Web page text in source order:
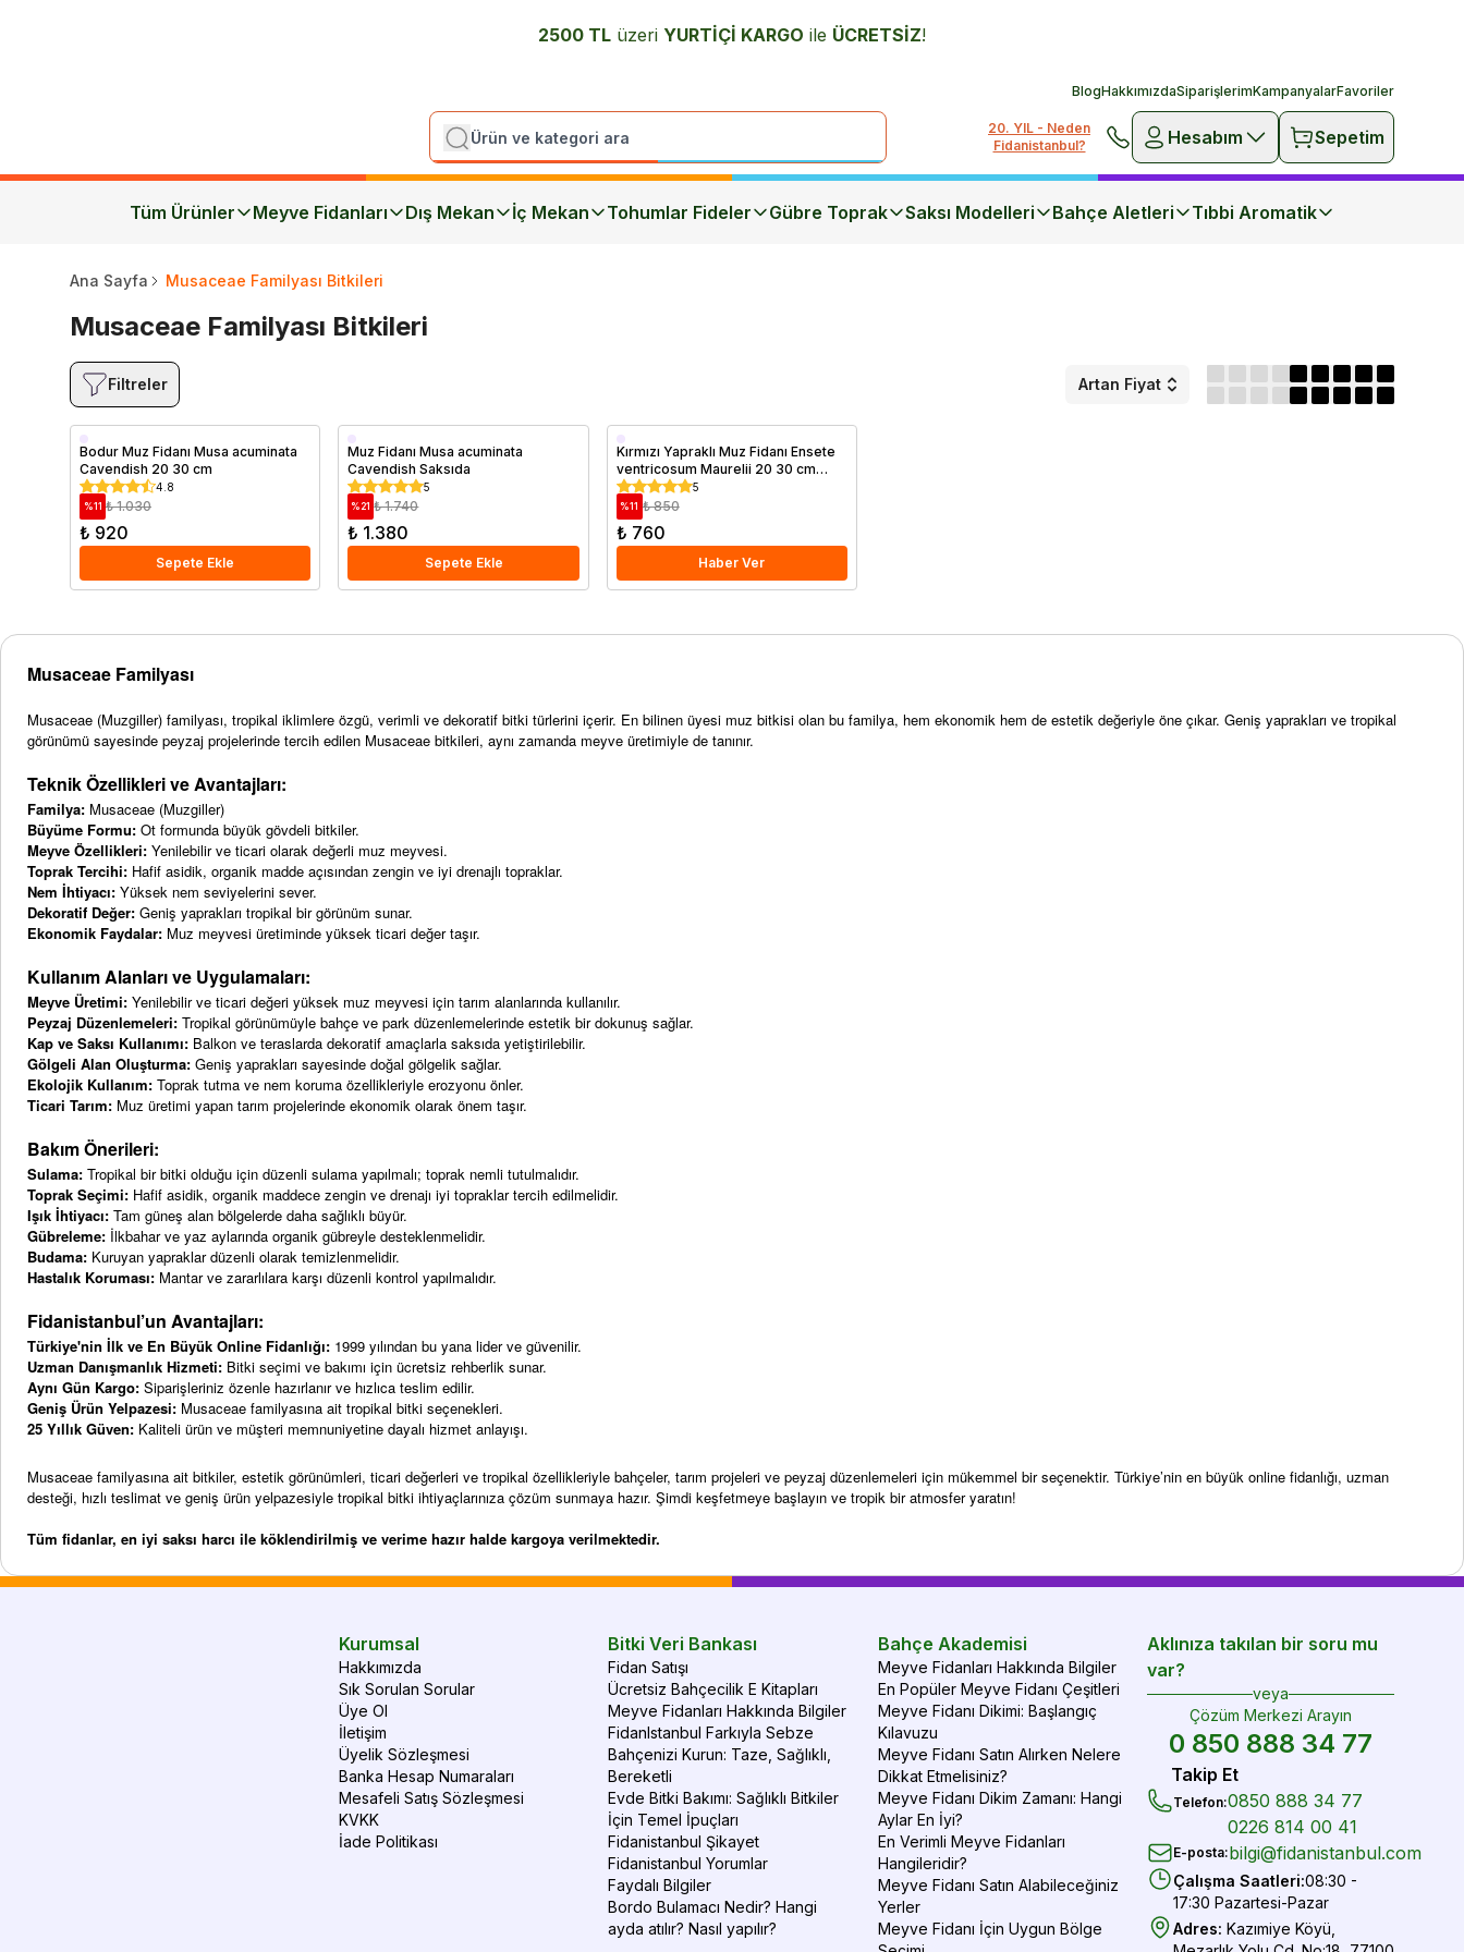
2500 TL üzeri YURTİÇİ KARGO ile ÜCRETSİZ!
BlogHakkımızdaSiparişlerimKampanyalarFavoriler
20. YIL - Neden
Fidanistanbul?
Hesabım Sepetim
Tüm Ürünler Meyve Fidanları Dış Mekan İç Mekan Tohumlar Fideler Gübre Toprak Saksı Modelleri Bahçe Aletleri Tıbbi Aromatik
Ana Sayfa Musaceae Familyası Bitkileri
Musaceae Familyası Bitkileri
Filtreler Artan Fiyat
Saksıda
Bodur Muz Fidanı Musa acuminata
Cavendish 20 30 cm
4.8
%11 ₺ 1.030
₺ 920
Sepete Ekle
Saksıda
Muz Fidanı Musa acuminata
Cavendish Saksıda
5
%21 ₺ 1.740
₺ 1.380
Sepete Ekle
Saksıda
Kırmızı Yapraklı Muz Fidanı Ensete
ventricosum Maurelii 20 30 cm
Saksıda
5
%11 ₺ 850
₺ 760
Haber Ver
Musaceae Familyası
Musaceae (Muzgiller) familyası, tropikal iklimlere özgü, verimli ve dekoratif bitki türlerini içerir. En bilinen üyesi muz bitkisi olan bu familya, hem ekonomik hem de estetik değeriyle öne çıkar. Geniş yaprakları ve tropikal
görünümü sayesinde peyzaj projelerinde tercih edilen Musaceae bitkileri, aynı zamanda meyve üretimiyle de tanınır.
Teknik Özellikleri ve Avantajları:
Familya: Musaceae (Muzgiller)
Büyüme Formu: Ot formunda büyük gövdeli bitkiler.
Meyve Özellikleri: Yenilebilir ve ticari olarak değerli muz meyvesi.
Toprak Tercihi: Hafif asidik, organik madde açısından zengin ve iyi drenajlı topraklar.
Nem İhtiyacı: Yüksek nem seviyelerini sever.
Dekoratif Değer: Geniş yaprakları tropikal bir görünüm sunar.
Ekonomik Faydalar: Muz meyvesi üretiminde yüksek ticari değer taşır.
Kullanım Alanları ve Uygulamaları:
Meyve Üretimi: Yenilebilir ve ticari değeri yüksek muz meyvesi için tarım alanlarında kullanılır.
Peyzaj Düzenlemeleri: Tropikal görünümüyle bahçe ve park düzenlemelerinde estetik bir dokunuş sağlar.
Kap ve Saksı Kullanımı: Balkon ve teraslarda dekoratif amaçlarla saksıda yetiştirilebilir.
Gölgeli Alan Oluşturma: Geniş yaprakları sayesinde doğal gölgelik sağlar.
Ekolojik Kullanım: Toprak tutma ve nem koruma özellikleriyle erozyonu önler.
Ticari Tarım: Muz üretimi yapan tarım projelerinde ekonomik olarak önem taşır.
Bakım Önerileri:
Sulama: Tropikal bir bitki olduğu için düzenli sulama yapılmalı; toprak nemli tutulmalıdır.
Toprak Seçimi: Hafif asidik, organik maddece zengin ve drenajı iyi topraklar tercih edilmelidir.
Işık İhtiyacı: Tam güneş alan bölgelerde daha sağlıklı büyür.
Gübreleme: İlkbahar ve yaz aylarında organik gübreyle desteklenmelidir.
Budama: Kuruyan yapraklar düzenli olarak temizlenmelidir.
Hastalık Koruması: Mantar ve zararlılara karşı düzenli kontrol yapılmalıdır.
Fidanistanbul’un Avantajları:
Türkiye'nin İlk ve En Büyük Online Fidanlığı: 1999 yılından bu yana lider ve güvenilir.
Uzman Danışmanlık Hizmeti: Bitki seçimi ve bakımı için ücretsiz rehberlik sunar.
Aynı Gün Kargo: Siparişleriniz özenle hazırlanır ve hızlıca teslim edilir.
Geniş Ürün Yelpazesi: Musaceae familyasına ait tropikal bitki seçenekleri.
25 Yıllık Güven: Kaliteli ürün ve müşteri memnuniyetine dayalı hizmet anlayışı.
Musaceae familyasına ait bitkiler, estetik görünümleri, ticari değerleri ve tropikal özellikleriyle bahçeler, tarım projeleri ve peyzaj düzenlemeleri için mükemmel bir seçenektir. Türkiye’nin en büyük online fidanlığı, uzman
desteği, hızlı teslimat ve geniş ürün yelpazesiyle tropikal bitki ihtiyaçlarınıza çözüm sunmaya hazır. Şimdi keşfetmeye başlayın ve tropik bir atmosfer yaratın!
Tüm fidanlar, en iyi saksı harcı ile köklendirilmiş ve verime hazır halde kargoya verilmektedir.
Kurumsal
Hakkımızda
Sık Sorulan Sorular
Üye Ol
İletişim
Üyelik Sözleşmesi
Banka Hesap Numaraları
Mesafeli Satış Sözleşmesi
KVKK
İade Politikası
Bitki Veri Bankası
Fidan Satışı
Ücretsiz Bahçecilik E Kitapları
Meyve Fidanları Hakkında Bilgiler
FidanIstanbul Farkıyla Sebze
Bahçenizi Kurun: Taze, Sağlıklı,
Bereketli
Evde Bitki Bakımı: Sağlıklı Bitkiler
İçin Temel İpuçları
Fidanistanbul Şikayet
Fidanistanbul Yorumlar
Faydalı Bilgiler
Bordo Bulamacı Nedir? Hangi
ayda atılır? Nasıl yapılır?
Bahçe Akademisi
Meyve Fidanları Hakkında Bilgiler
En Popüler Meyve Fidanı Çeşitleri
Meyve Fidanı Dikimi: Başlangıç
Kılavuzu
Meyve Fidanı Satın Alırken Nelere
Dikkat Etmelisiniz?
Meyve Fidanı Dikim Zamanı: Hangi
Aylar En İyi?
En Verimli Meyve Fidanları
Hangileridir?
Meyve Fidanı Satın Alabileceğiniz
Yerler
Meyve Fidanı İçin Uygun Bölge
Aklınıza takılan bir soru mu
var?
veya
Çözüm Merkezi Arayın
0 850 888 34 77
Takip Et
Telefon:0850 888 34 77
0226 814 00 41
E-posta:bilgi@fidanistanbul.com
Çalışma Saatleri:08:30 -
17:30 Pazartesi-Pazar
Adres: Kazımiye Köyü,